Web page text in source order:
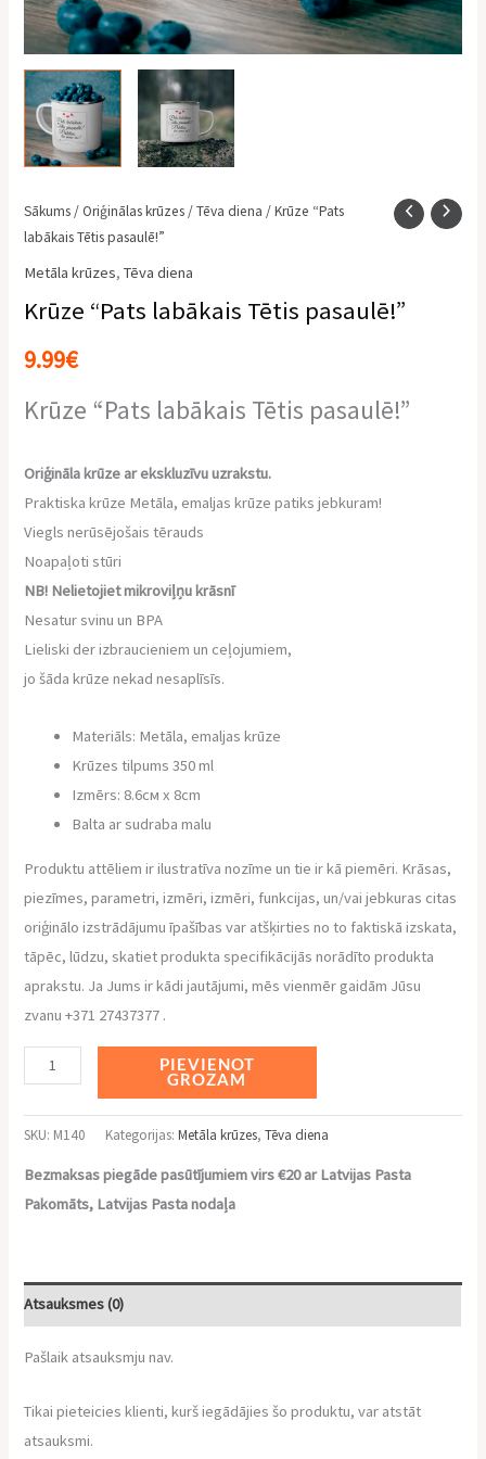
Sākums /Oriģinālas krūzes /Tēva diena / Krūze “Pats
labākais Tētis pasaulē!”
Metāla krūzes,Tēva diena
Krūze “Pats labākais Tētis pasaulē!”
9.99€
Krūze “Pats labākais Tētis pasaulē!”
Oriģināla krūze ar ekskluzīvu uzrakstu.
Praktiska krūze Metāla, emaljas krūze patiks jebkuram!
Viegls nerūsējošais tērauds
Noapaļoti stūri
NB! Nelietojiet mikroviļņu krāsnī
Nesatur svinu un BPA
Lieliski der izbraucieniem un ceļojumiem,
jo šāda krūze nekad nesaplīsīs.
Materiāls: Metāla, emaljas krūze
Krūzes tilpums 350 ml
Izmērs: 8.6см х 8cm
Balta ar sudraba malu
Produktu attēliem ir ilustratīva nozīme un tie ir kā piemēri. Krāsas,
piezīmes, parametri, izmēri, izmēri, funkcijas, un/vai jebkuras citas
oriģinālo izstrādājumu īpašības var atšķirties no to faktiskā izskata,
tāpēc, lūdzu, skatiet produkta specifikācijās norādīto produkta
aprakstu. Ja Jums ir kādi jautājumi, mēs vienmēr gaidām Jūsu
zvanu +371 27437377 .
PIEVIENOT
GROZAM
SKU: M140 Kategorijas:Metāla krūzes,Tēva diena
Bezmaksas piegāde pasūtījumiem virs €20 ar Latvijas Pasta
Pakomāts, Latvijas Pasta nodaļa
Atsauksmes (0)
Pašlaik atsauksmju nav.
Tikai pieteicies klienti, kurš iegādājies šo produktu, var atstāt
atsauksmi.